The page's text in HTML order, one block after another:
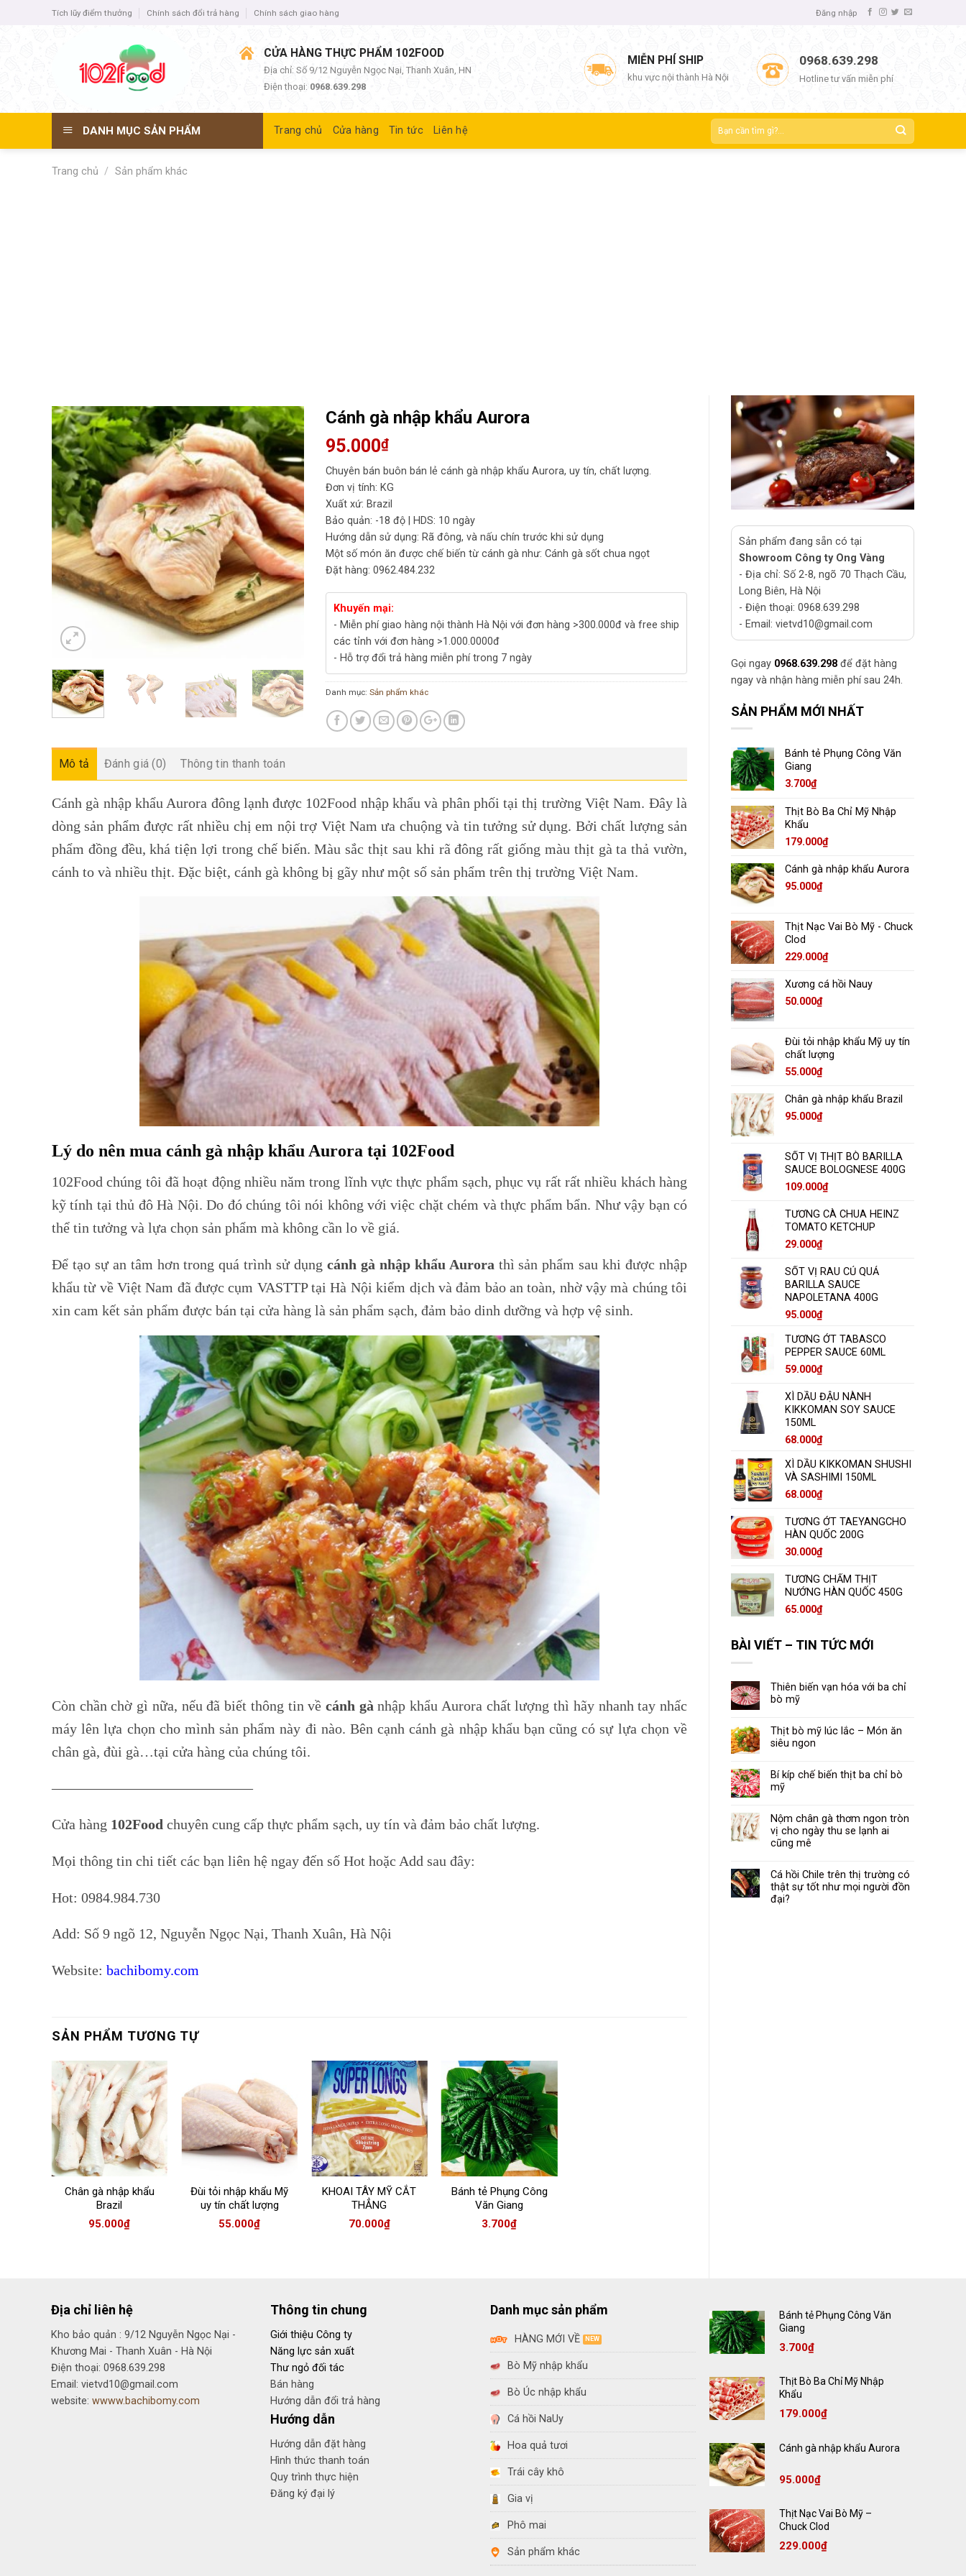
Tích lũy điểm thưởng Chính sách đổi trả hàng Chính sách giao hàng Đăng nhập
CỬA HÀNG THỰC PHẨM 102FOOD
Địa chỉ: Số 9/12 Nguyễn Ngọc Nại, Thanh Xuân, HN
Điện thoại: 0968.639.298
MIỄN PHÍ SHIP
khu vực nội thành Hà Nội
0968.639.298
Hotline tư vấn miễn phí
DANH MỤC SẢN PHẨM Trang chủ Cửa hàng Tin tức Liên hệ
Trang chủ / Sản phẩm khác
Sản phẩm đang sẵn có tại
Showroom Công ty Ong Vàng
- Địa chỉ: Số 2-8, ngõ 70 Thạch Cầu,
Long Biên, Hà Nội
- Điện thoại: 0968.639.298
- Email: vietvd10@gmail.com
Gọi ngay 0968.639.298 để đặt hàng
ngay và nhận hàng miễn phí sau 24h.
SẢN PHẨM MỚI NHẤT
Bánh tẻ Phụng Công Văn
Giang
3.700₫
Thịt Bò Ba Chỉ Mỹ Nhập
Khẩu
179.000₫
Cánh gà nhập khẩu Aurora
95.000₫
Thịt Nạc Vai Bò Mỹ - Chuck
Clod
229.000₫
Xương cá hồi Nauy
50.000₫
Đùi tỏi nhập khẩu Mỹ uy tín
chất lượng
55.000₫
Chân gà nhập khẩu Brazil
95.000₫
SỐT VỊ THỊT BÒ BARILLA
SAUCE BOLOGNESE 400G
109.000₫
TƯƠNG CÀ CHUA HEINZ
TOMATO KETCHUP
29.000₫
SỐT VỊ RAU CỦ QUẢ
BARILLA SAUCE
NAPOLETANA 400G
95.000₫
TƯƠNG ỚT TABASCO
PEPPER SAUCE 60ML
59.000₫
XÌ DẦU ĐẬU NÀNH
KIKKOMAN SOY SAUCE
150ML
68.000₫
XÌ DẦU KIKKOMAN SHUSHI
VÀ SASHIMI 150ML
68.000₫
TƯƠNG ỚT TAEYANGCHO
HÀN QUỐC 200G
30.000₫
TƯƠNG CHẤM THỊT
NƯỚNG HÀN QUỐC 450G
65.000₫
BÀI VIẾT – TIN TỨC MỚI
Thiên biến vạn hóa với ba chỉ
bò mỹ
Thịt bò mỹ lúc lắc – Món ăn
siêu ngon
Bí kíp chế biến thịt ba chỉ bò
mỹ
Nộm chân gà thơm ngon tròn
vị cho ngày thu se lạnh ai
cũng mê
Cá hồi Chile trên thị trường có
thật sự tốt như mọi người đồn
đại?
Cánh gà nhập khẩu Aurora
95.000₫
Chuyên bán buôn bán lẻ cánh gà nhập khẩu Aurora, uy tín, chất lượng.
Đơn vị tính: KG
Xuất xứ: Brazil
Bảo quản: -18 độ | HDS: 10 ngày
Hướng dẫn sử dụng: Rã đông, và nấu chín trước khi sử dụng
Một số món ăn được chế biến từ cánh gà như: Cánh gà sốt chua ngọt
Đặt hàng: 0962.484.232
Khuyến mại:
- Miễn phí giao hàng nội thành Hà Nội với đơn hàng >300.000đ và free ship
các tỉnh với đơn hàng >1.000.0000đ
- Hỗ trợ đổi trả hàng miễn phí trong 7 ngày
Danh mục: Sản phẩm khác
Mô tả Đánh giá (0) Thông tin thanh toán
Cánh gà nhập khẩu Aurora đông lạnh được 102Food nhập khẩu và phân phối tại thị trường Việt Nam. Đây là
dòng sản phẩm được rất nhiều chị em nội trợ Việt Nam ưa chuộng và tin tưởng sử dụng. Bởi chất lượng sản
phẩm đồng đều, khá tiện lợi trong chế biến. Màu sắc thịt sau khi rã đông rất giống màu thịt gà ta thả vườn,
cánh to và nhiều thịt. Đặc biệt, cánh gà không bị gãy như một số sản phẩm trên thị trường Việt Nam.
Lý do nên mua cánh gà nhập khẩu Aurora tại 102Food
102Food chúng tôi đã hoạt động nhiều năm trong lĩnh vực thực phẩm sạch, phục vụ rất rất nhiều khách hàng
kỹ tính tại thủ đô Hà Nội. Do đó chúng tôi nói không với việc chặt chém và thực phẩm bẩn. Như vậy bạn có
thể tin tưởng và lựa chọn sản phẩm mà không cần lo về giá.
Để tạo sự an tâm hơn trong quá trình sử dụng cánh gà nhập khẩu Aurora thì sản phẩm sau khi được nhập
khẩu từ về Việt Nam đã được cụm VASTTP tại Hà Nội kiểm dịch và đảm bảo an toàn, nhờ vậy mà chúng tôi
xin cam kết sản phẩm được bán tại cửa hàng là sản phẩm sạch, đảm bảo dinh dưỡng và hợp vệ sinh.
Còn chần chờ gì nữa, nếu đã biết thông tin về cánh gà nhập khẩu Aurora chất lượng thì hãy nhanh tay nhấc
máy lên lựa chọn cho mình sản phẩm này đi nào. Bên cạnh cánh gà nhập khẩu bạn cũng có sự lựa chọn về
chân gà, đùi gà…tại cửa hàng của chúng tôi.
——————————————
Cửa hàng 102Food chuyên cung cấp thực phẩm sạch, uy tín và đảm bảo chất lượng.
Mọi thông tin chi tiết các bạn liên hệ ngay đến số Hot hoặc Add sau đây:
Hot: 0984.984.730
Add: Số 9 ngõ 12, Nguyễn Ngọc Nại, Thanh Xuân, Hà Nội
Website: bachibomy.com
SẢN PHẨM TƯƠNG TỰ
Chân gà nhập khẩu
Brazil
95.000₫
Đùi tỏi nhập khẩu Mỹ
uy tín chất lượng
55.000₫
KHOAI TÂY MỸ CẮT
THẲNG
70.000₫
Bánh tẻ Phụng Công
Văn Giang
3.700₫
Địa chỉ liên hệ
Kho bảo quản : 9/12 Nguyễn Ngọc Nại -
Khương Mai - Thanh Xuân - Hà Nội
Điện thoại: 0968.639.298
Email: vietvd10@gmail.com
website: wwww.bachibomy.com
Thông tin chung
Giới thiệu Công ty
Năng lực sản xuất
Thư ngỏ đối tác
Bán hàng
Hướng dẫn đổi trả hàng
Hướng dẫn
Hướng dẫn đặt hàng
Hình thức thanh toán
Quy trình thực hiện
Đăng ký đại lý
Danh mục sản phẩm
HÀNG MỚI VỀ
Bò Mỹ nhập khẩu
Bò Úc nhập khẩu
Cá hồi NaUy
Hoa quả tươi
Trái cây khô
Gia vị
Phô mai
Sản phẩm khác
Bánh tẻ Phụng Công Văn
Giang
3.700₫
Thịt Bò Ba Chỉ Mỹ Nhập
Khẩu
179.000₫
Cánh gà nhập khẩu Aurora
95.000₫
Thịt Nạc Vai Bò Mỹ –
Chuck Clod
229.000₫